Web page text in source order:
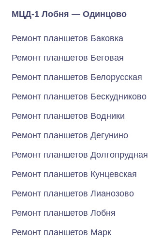
МЦД-1 Лобня — Одинцово
Ремонт планшетов Баковка
Ремонт планшетов Беговая
Ремонт планшетов Белорусская
Ремонт планшетов Бескудниково
Ремонт планшетов Водники
Ремонт планшетов Дегунино
Ремонт планшетов Долгопрудная
Ремонт планшетов Кунцевская
Ремонт планшетов Лианозово
Ремонт планшетов Лобня
Ремонт планшетов Марк